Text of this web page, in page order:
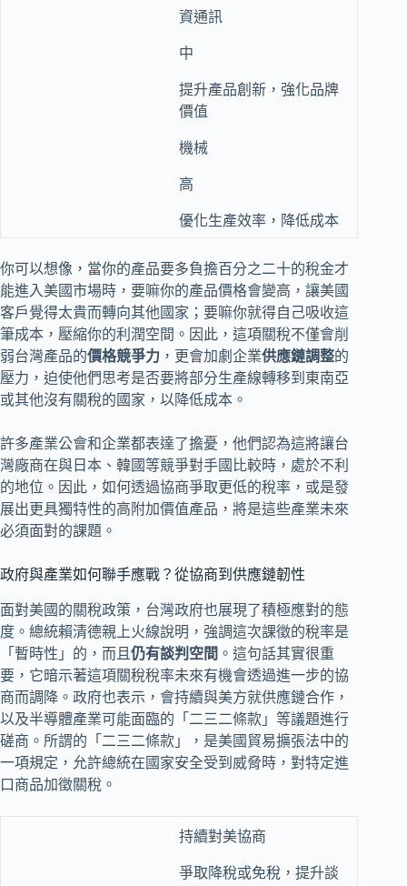
資通訊
中
提升產品創新，強化品牌
價值
機械
高
優化生產效率，降低成本
你可以想像，當你的產品要多負擔百分之二十的稅金才
能進入美國市場時，要嘛你的產品價格會變高，讓美國
客戶覺得太貴而轉向其他國家；要嘛你就得自己吸收這
筆成本，壓縮你的利潤空間。因此，這項關稅不僅會削
弱台灣產品的價格競爭力 ，更會加劇企業供應鏈調整的
壓力，迫使他們思考是否要將部分生產線轉移到東南亞
或其他沒有關稅的國家，以降低成本。
許多產業公會和企業都表達了擔憂，他們認為這將讓台
灣廠商在與日本、韓國等競爭對手國比較時，處於不利
的地位。因此，如何透過協商爭取更低的稅率，或是發
展出更具獨特性的高附加價值產品，將是這些產業未來
必須面對的課題。
政府與產業如何聯手應戰？從協商到供應鏈韌性
面對美國的關稅政策，台灣政府也展現了積極應對的態
度。總統賴清德親上火線說明，強調這次課徵的稅率是
「暫時性」的，而且 仍有談判空間 。這句話其實很重
要，它暗示著這項關稅稅率未來有機會透過進一步的協
商而調降。政府也表示，會持續與美方就供應鏈合作，
以及半導體產業可能面臨的「二三二條款」等議題進行
磋商。所謂的「二三二條款」，是美國貿易擴張法中的
一項規定，允許總統在國家安全受到威脅時，對特定進
口商品加徵關稅。
持續對美協商
爭取降稅或免稅，提升談